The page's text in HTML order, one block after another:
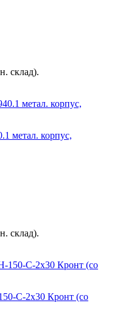
склад).
метал. корпус,
склад).
С-2x30 Кронт (со